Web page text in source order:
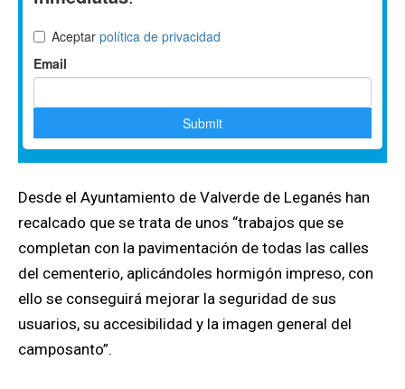
Desde el Ayuntamiento de Valverde de Leganés han
recalcado que se trata de unos “trabajos que se
completan con la pavimentación de todas las calles
del cementerio, aplicándoles hormigón impreso, con
ello se conseguirá mejorar la seguridad de sus
usuarios, su accesibilidad y la imagen general del
camposanto”.